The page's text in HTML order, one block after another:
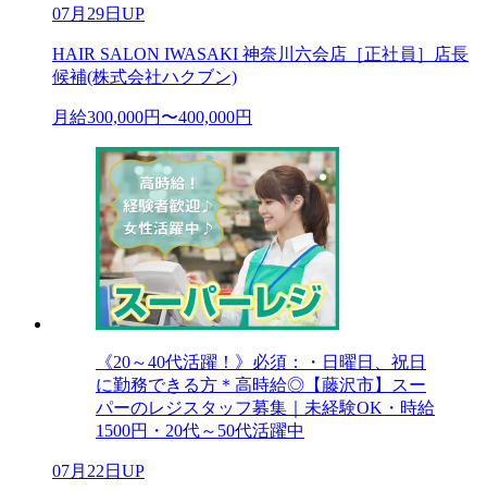
07月29日UP
HAIR SALON IWASAKI 神奈川六会店［正社員］店長
候補(株式会社ハクブン)
月給300,000円〜400,000円
《20～40代活躍！》必須：・日曜日、祝日
に勤務できる方＊高時給◎【藤沢市】スー
パーのレジスタッフ募集｜未経験OK・時給
1500円・20代～50代活躍中
07月22日UP